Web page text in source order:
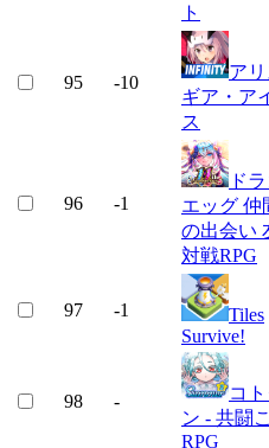
ト
95 -10
アリ
ギア・ア
ス
96 -1
ド
エッグ 仲
の出会い
対戦RPG
97 -1
Tiles
Survive!
98 -
コ
ン ‐ 共闘
RPG